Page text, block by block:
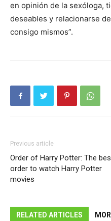
en opinión de la sexóloga,
deseables y relacionarse
consigo mismos”.
Previous article
Order of Harry Potter: The
order to watch Harry Potter
movies
RELATED ARTICLES